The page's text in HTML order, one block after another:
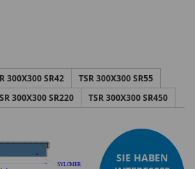
300X300 SR42
TSR 300X300 SR55
300X300 SR220 TSR 300X300 SR450
SIE HABEN